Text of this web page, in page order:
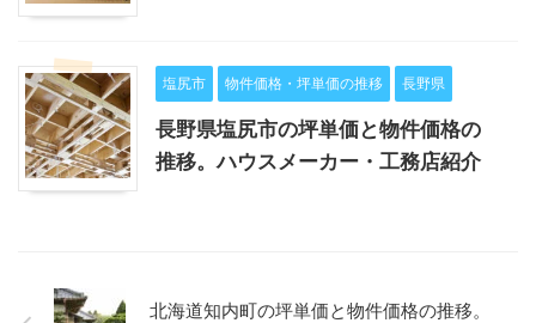
塩尻市 物件価格・坪単価の推移 長野県
長野県塩尻市の坪単価と物件価格の
推移。ハウスメーカー・工務店紹介
北海道知内町の坪単価と物件価格の推移。